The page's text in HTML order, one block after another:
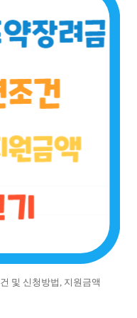
및 신청방법, 지원금액